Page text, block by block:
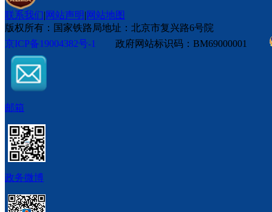
联系我们|网站声明|网站地图
版权所有：国家铁路局地址：北京市复兴路6号院
京ICP备19004382号-1
政府网站标识码：BM69000001
邮箱
政务微博